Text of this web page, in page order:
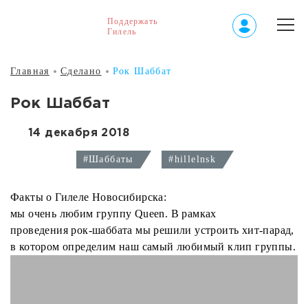
Поддержать
Гилель
Главная Сделано Рок Шаббат
Рок Шаббат
14 декабря 2018
#Шаббаты #hillelnsk
Факты о Гилеле Новосибирска:
мы очень любим группу Queen. В рамках
проведения рок-шаббата мы решили устроить хит-парад,
в котором определим наш самый любимый клип группы.